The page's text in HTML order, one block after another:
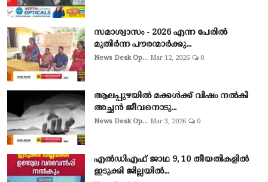
സമാശ്വാസം - 2026 എന്ന പേരിൽ
മുതിർന്ന പൗരന്മാർക്കു...
News Desk Op... Mar 12, 2026 0
ആലപ്പുഴയില്‍ മക്കള്‍ക്ക് വിഷം നല്‍കി
അച്ഛൻ ജീവനൊടു...
News Desk Op... Mar 3, 2026 0
എല്‍ഡിഎഫ് ജാഥ 9, 10 തീയതികളില്‍
ഇടുക്കി ജില്ലയില്‍...